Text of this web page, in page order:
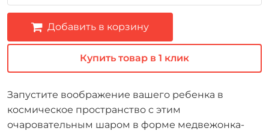
Добавить в корзину
Купить товар в 1 клик
Запустите воображение вашего ребенка в
космическое пространство с этим
очаровательным шаром в форме медвежонка-